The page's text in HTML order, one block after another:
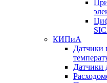
КИПиА
Датчики
Датчики